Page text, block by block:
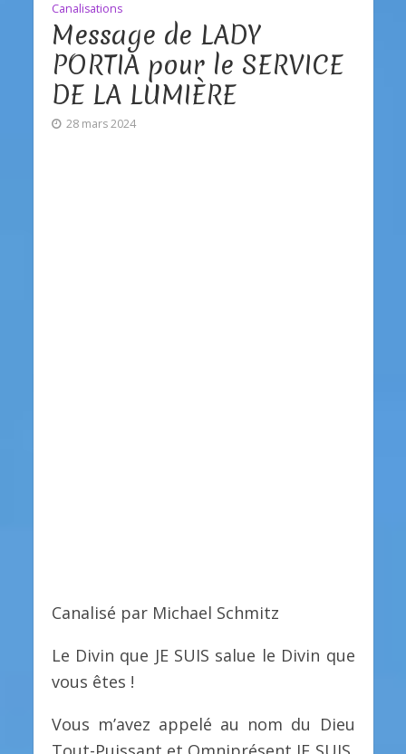
Canalisations
Message de LADY
PORTIA pour le SERVICE
DE LA LUMIÈRE
28 mars 2024
Canalisé par Michael Schmitz
Le Divin que JE SUIS salue le Divin que
vous êtes !
Vous m’avez appelé au nom du Dieu